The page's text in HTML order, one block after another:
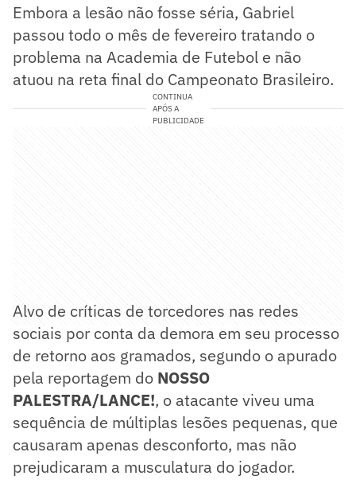
Embora a lesão não fosse séria, Gabriel
passou todo o mês de fevereiro tratando o
problema na Academia de Futebol e não
atuou na reta final do Campeonato Brasileiro.
CONTINUA
APÓS A
PUBLICIDADE
Alvo de críticas de torcedores nas redes
sociais por conta da demora em seu processo
de retorno aos gramados, segundo o apurado
pela reportagem do NOSSO
PALESTRA/LANCE!, o atacante viveu uma
sequência de múltiplas lesões pequenas, que
causaram apenas desconforto, mas não
prejudicaram a musculatura do jogador.